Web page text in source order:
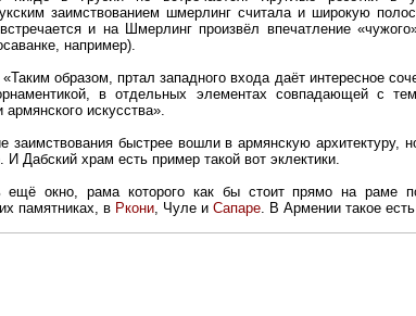
заимствованием шмерлинг считала и широкую
и на Шмерлинг произвёл впечатление
например).
образом, пртал западного входа даёт интересное
в отдельных элементах совпадающей с
искусства».
заимствования быстрее вошли в армянскую архитектуру,
Дабский храм есть пример такой вот эклектики.
окно, рама которого как бы стоит прямо на раме
памятниках, в Ркони , Чуле и Сапаре . В Армении такое